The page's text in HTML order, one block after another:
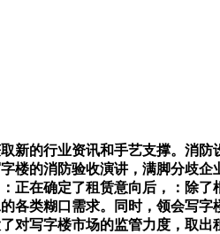
的行业资讯和手艺支撑。消防
的消防验收演讲，满脚分歧
在确定了租赁意向后，：除
类糊口需求。同时，领会写
写字楼市场的监管力度，取